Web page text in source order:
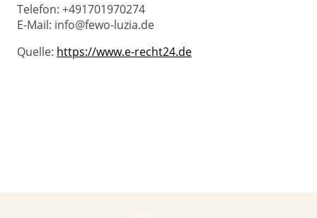
Telefon: +491701970274
E-Mail: info@fewo-luzia.de
Quelle: https://www.e-recht24.de